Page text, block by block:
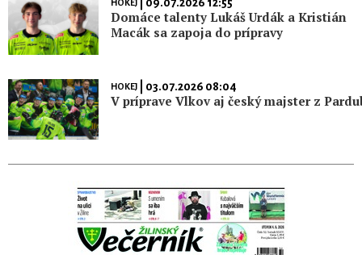
HOKEJ
Domáce talenty Lukáš Urdák a Kristián
Macák sa zapoja do prípravy
HOKEJ| 03.07.2026 08:04
V príprave Vlkov aj český majster z